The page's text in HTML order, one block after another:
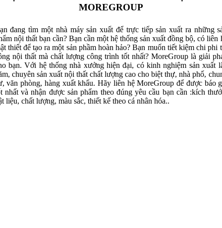
MOREGROUP
đang tìm một nhà máy sản xuất để trực tiếp sản xuất ra những
nội thất bạn cần? Bạn cần một hệ thống sản xuất đồng bộ, có liên
thiết để tạo ra một sản phầm hoàn hảo? Bạn muốn tiết kiệm chi phi
nội thất mà chất lượng công trình tốt nhất? MoreGroup là giải
bạn. Với hệ thống nhà xưởng hiện đại, có kinh nghiệm sản xuất
chuyên sản xuất nội thất chất lượng cao cho biệt thự, nhà phố,
văn phòng, hàng xuất khẩu. Hãy liên hệ MoreGroup để được báo
nhất và nhận được sản phẩm theo đúng yêu cầu bạn cần :kích
liệu, chất lượng, màu sắc, thiết kế theo cá nhân hóa..